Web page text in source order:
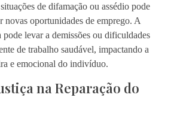
de difamação ou assédio pode
novas oportunidades de emprego. A
pode levar a demissões ou dificuldades
de trabalho saudável, impactando a
e emocional do indivíduo.
na Reparação do